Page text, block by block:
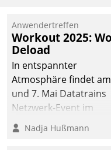
Anwendertreffen
Workout 2025:
Deload
In entspannter
Atmosphäre findet
und 7. Mai Datatrains
Netzwerk-Event im
Kunden- und
statt. Zentrale Frage:
Nadja Hußmann